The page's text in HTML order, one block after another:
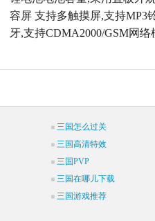
容屏 支持多触摸屏,支持MP3
牙,支持CDMA2000/GSM网络
三国怎么过关
三国高清特效
三国PVP
三国在哪儿下载
三国游戏推荐